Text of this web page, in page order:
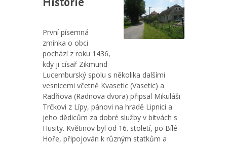
Historie
První písemná
zmínka o obci
pochází z roku 1436,
kdy ji císař Zikmund
Lucemburský spolu s několika dalšími
vesnicemi včetně Kvasetic (Vasetic) a
Radňova (Radnova dvora) připsal Mikuláši
Trčkovi z Lípy, pánovi na hradě Lipnici a
jeho dědicům za dobré služby v bitvách s
Husity. Květinov byl od 16. století, po Bílé
Hoře, připojován k různým statkům a